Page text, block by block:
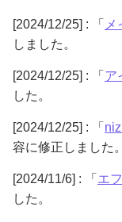
[2024/12/25] : 「
しました。
[2024/12/25] : 「 ア
した。
[2024/12/25] : 「
容に修正しました。
[2024/11/6] : 「 エ
した。